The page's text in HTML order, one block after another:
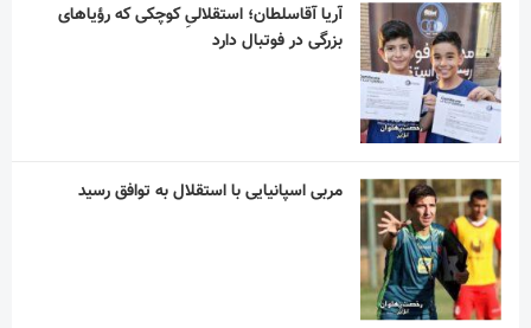
آریا آقاسلطان؛ استقلالیِ کوچکی که رؤیاهای
بزرگی در فوتبال دارد
مربی اسپانیایی با استقلال به توافق رسید